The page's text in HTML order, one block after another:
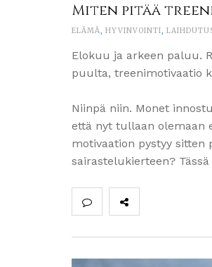
Miten pitää
ELÄMÄ, HYVINVOINTI,
Elokuu ja arkeen paluu.
puulta, treenimotivaatio
Niinpä niin. Monet
että nyt tullaan olemaan
motivaation pystyy
sairastelukierteen?